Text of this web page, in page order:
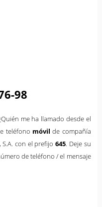
98
me ha llamado desde el
teléfono móvil de compañía
S.A. con el prefijo645. Deje su
de teléfono / el mensaje